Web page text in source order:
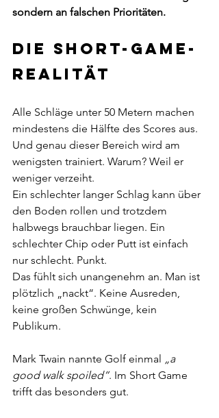
sondern an falschen Prioritäten.
Die Short-Game-
Realität
Alle Schläge unter 50 Metern machen
mindestens die Hälfte des Scores aus.
Und genau dieser Bereich wird am
wenigsten trainiert. Warum? Weil er
weniger verzeiht.
Ein schlechter langer Schlag kann über
den Boden rollen und trotzdem
halbwegs brauchbar liegen. Ein
schlechter Chip oder Putt ist einfach
nur schlecht. Punkt.
Das fühlt sich unangenehm an. Man ist
plötzlich „nackt“. Keine Ausreden,
keine großen Schwünge, kein
Publikum.
Mark Twain nannte Golf einmal „a
good walk spoiled“. Im Short Game
trifft das besonders gut.